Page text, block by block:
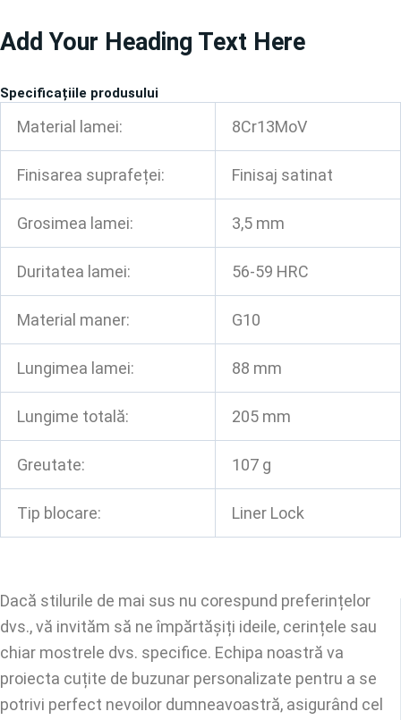
la
Add Your Heading Text Here
Specificațiile produsului
Material lamei: 8Cr13MoV
Finisarea suprafeței: Finisaj satinat
Grosimea lamei: 3,5 mm
Duritatea lamei: 56-59 HRC
Material maner: G10
Lungimea lamei: 88 mm
Lungime totală: 205 mm
Greutate: 107 g
Tip blocare: Liner Lock
Dacă stilurile de mai sus nu corespund preferințelor
dvs., vă invităm să ne împărtășiți ideile, cerințele sau
chiar mostrele dvs. specifice. Echipa noastră va
proiecta cuțite de buzunar personalizate pentru a se
potrivi perfect nevoilor dumneavoastră, asigurând cel